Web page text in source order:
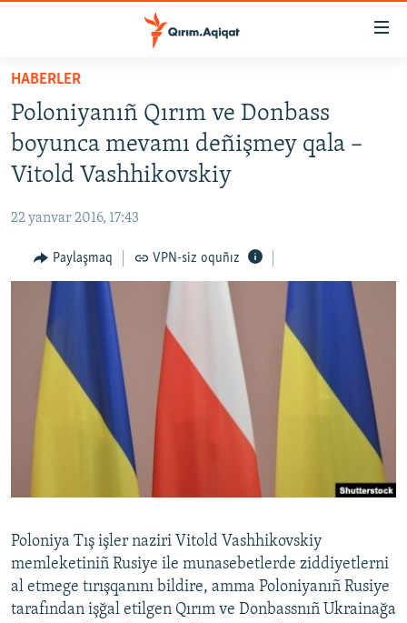
Esas
qaytmaq
Baş
navigatsiyağa
qaytmaq
Qıdıruvğa
qaytmaq
HABERLER
İQTİSADİYAT
MEDENİYET
İNSAN AQLARI
VİDEO
SÜRET
BLOGLAR
FİKİR
RFE/RS bütün saytları
HABERLER
Poloniyanıñ Qırım ve Donbass
boyunca mevamı deñişmey qala –
Vitold Vashhikovskiy
22 yanvar 2016, 17:43
Paylaşmaq VPN-siz oquñız
Poloniya Tış işler naziri Vitold Vashhikovskiy
memleketiniñ Rusiye ile munasebetlerde ziddiyetlerni
al etmege tırışqanını bildire, amma Poloniyanıñ Rusiye
tarafından işğal etilgen Qırım ve Donbassnıñ Ukrainağa